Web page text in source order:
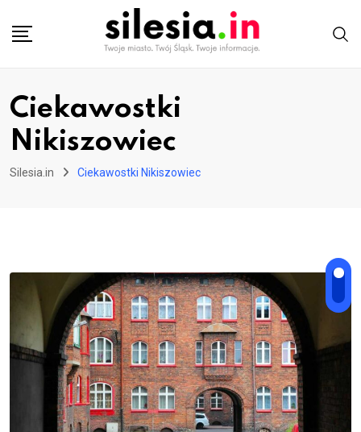
Ciekawostki
Nikiszowiec
Silesia.in Ciekawostki Nikiszowiec